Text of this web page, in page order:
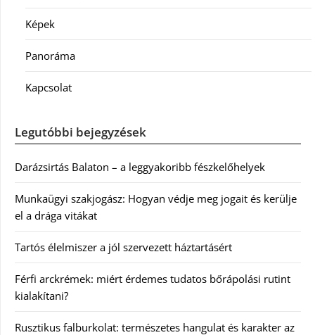
Képek
Panoráma
Kapcsolat
Legutóbbi bejegyzések
Darázsirtás Balaton – a leggyakoribb fészkelőhelyek
Munkaügyi szakjogász: Hogyan védje meg jogait és kerülje
el a drága vitákat
Tartós élelmiszer a jól szervezett háztartásért
Férfi arckrémek: miért érdemes tudatos bőrápolási rutint
kialakítani?
Rusztikus falburkolat: természetes hangulat és karakter az